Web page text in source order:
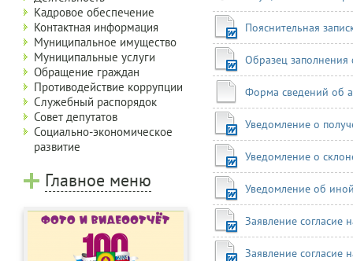
Пояснительная
Образец
Форма сведений об
Уведомление о
Уведомление о
Уведомление об
Заявление согласие
Заявление согласие
Кадровое обеспечение
Контактная информация
Муниципальное имущество
Муниципальные услуги
Обращение граждан
Противодействие коррупции
Служебный распорядок
Совет депутатов
Социально-экономическое
развитие
Главное меню